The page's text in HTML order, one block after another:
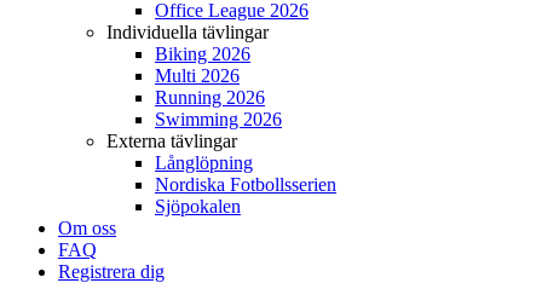
Office League 2026
Individuella tävlingar
Biking 2026
Multi 2026
Running 2026
Swimming 2026
Externa tävlingar
Långlöpning
Nordiska Fotbollsserien
Sjöpokalen
Om oss
FAQ
Registrera dig